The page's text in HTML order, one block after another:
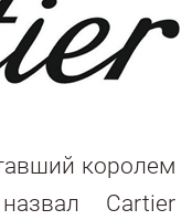
королем
Cartier